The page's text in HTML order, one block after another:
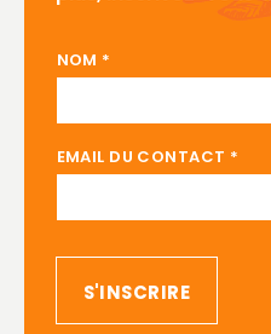
NOM *
EMAIL DU CONTACT *
S'INSCRIRE